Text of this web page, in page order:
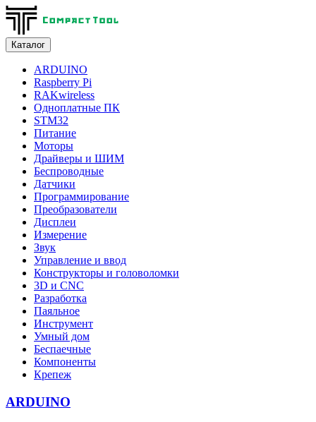
Каталог
ARDUINO
Raspberry Pi
RAKwireless
Одноплатные ПК
STM32
Питание
Моторы
Драйверы и ШИМ
Беспроводные
Датчики
Программирование
Преобразователи
Дисплеи
Измерение
Звук
Управление и ввод
Конструкторы и головоломки
3D и CNC
Разработка
Паяльное
Инструмент
Умный дом
Беспаечные
Компоненты
Крепеж
ARDUINO